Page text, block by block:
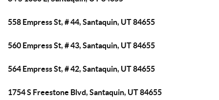
558 Empress St, # 44, Santaquin, UT 84655
560 Empress St, # 43, Santaquin, UT 84655
564 Empress St, # 42, Santaquin, UT 84655
1754 S Freestone Blvd, Santaquin, UT 84655